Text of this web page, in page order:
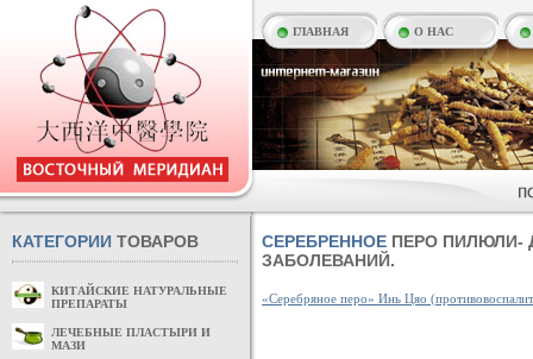
ГЛАВНАЯ О НАС
КАТЕГОРИИ ТОВАРОВ
КИТАЙСКИЕ НАТУРАЛЬНЫЕ
ПРЕПАРАТЫ
ЛЕЧЕБНЫЕ ПЛАСТЫРИ И
МАЗИ
СЕРЕБРЕННОЕ ПЕРО ПИЛЮЛИ-
ЗАБОЛЕВАНИЙ.
«Серебряное перо» Инь Цяо